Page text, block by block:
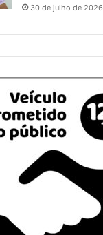
30 de julho de 2026